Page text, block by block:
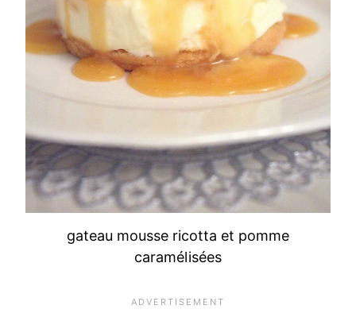
gateau mousse ricotta et pomme
caramélisées